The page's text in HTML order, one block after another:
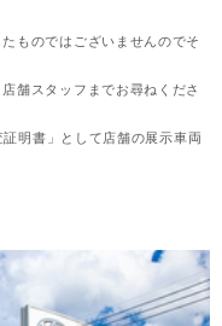
ものではございませんのでそ
舗スタッフまでお尋ねくださ
明書」として店舗の展示車両